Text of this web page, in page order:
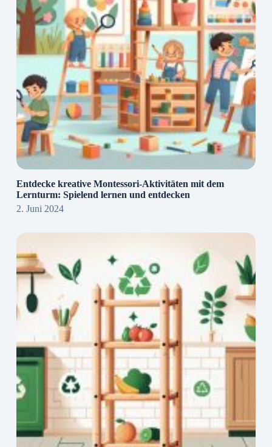
Entdecke kreative Montessori-Aktivitäten mit dem
Lernturm: Spielend lernen und entdecken
2. Juni 2024